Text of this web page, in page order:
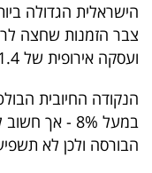
פרסמו
באייס
עקבו
אחרינו:
הישראלית הגדולה
ועסקה אירופית של 1.4 מיליארד דולר.
הנקודה החיובית
במעל 8% -
הבורסה ולכן לא